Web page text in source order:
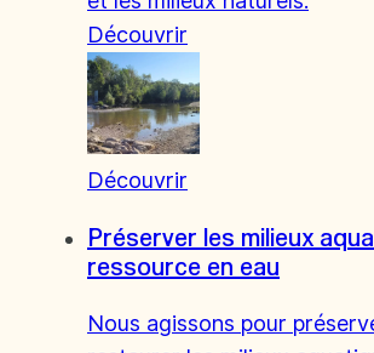
Découvrir
Découvrir
Préserver les milieux
ressource en eau
Nous agissons pour